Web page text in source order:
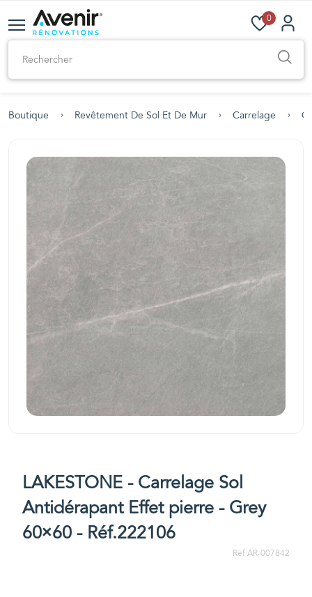
0
Boutique Revêtement De Sol Et De Mur Carrelage
LAKESTONE - Carrelage Sol
Antidérapant Effet pierre - Grey
60×60 - Réf.222106
Réf AR-007842